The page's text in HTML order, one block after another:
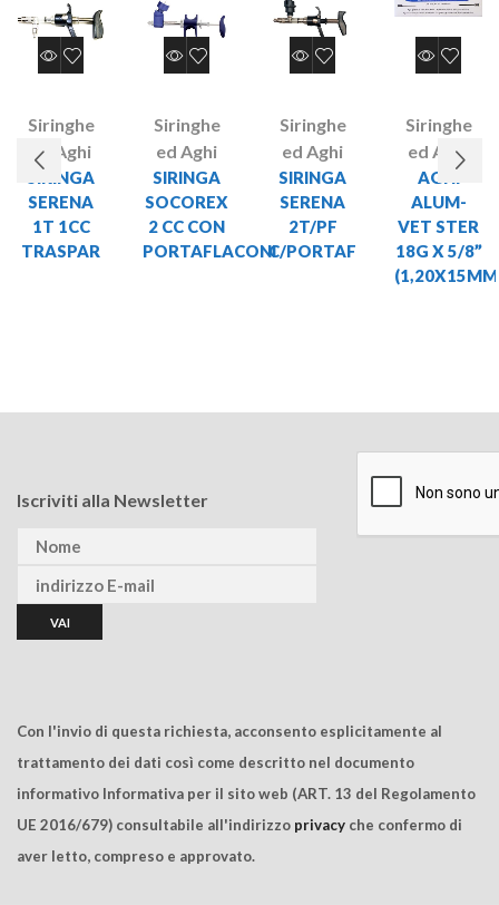
Siringhe
ed Aghi
SIRINGA
SERENA
1T 1CC
TRASPAR
Siringhe
ed Aghi
SIRINGA
SOCOREX
2 CC CON
PORTAFLACONI
Siringhe
ed Aghi
SIRINGA
SERENA
2T/PF
C/PORTAF
Siringhe
ed Aghi
AGHI
ALUM-
VET STER
18G X 5/8”
Iscriviti alla Newsletter
Con l'invio di questa richiesta, acconsento esplicitamente al
trattamento dei dati così come descritto nel documento
informativo Informativa per il sito web (ART. 13 del Regolamento
UE 2016/679) consultabile all'indirizzo privacy che confermo di
aver letto, compreso e approvato.